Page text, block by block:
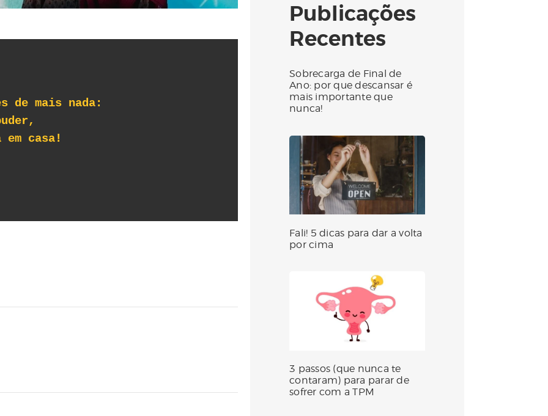
de mais nada:
Publicações
Recentes
Sobrecarga de Final de
Ano: por que descansar é
mais importante que
nunca!
Fali! 5 dicas para dar a volta
por cima
3 passos (que nunca te
contaram) para parar de
sofrer com a TPM